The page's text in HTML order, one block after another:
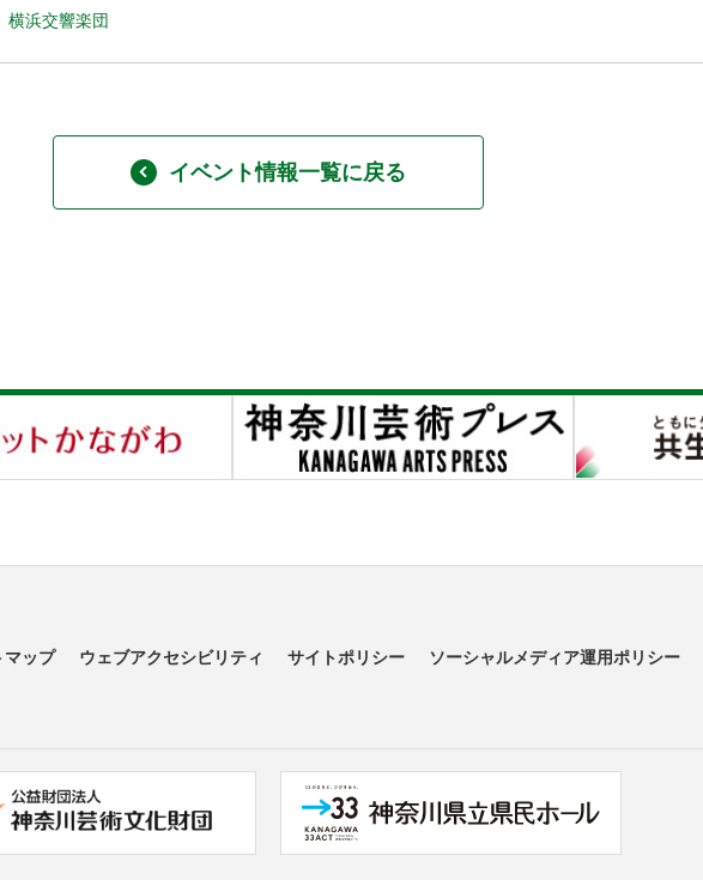
横浜交響楽団
イベント情報一覧に戻る
マップ ウェブアクセシビリティ サイトポリシー ソーシャルメディア運用ポリシー